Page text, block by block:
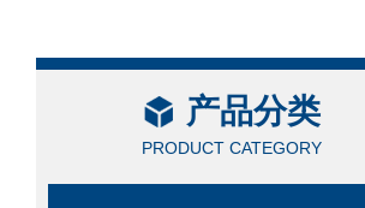
产品分类
PRODUCT CATEGORY